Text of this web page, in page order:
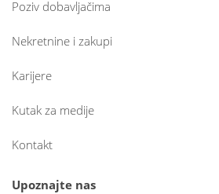
Poziv dobavljačima
Nekretnine i zakupi
Karijere
Kutak za medije
Kontakt
Upoznajte nas